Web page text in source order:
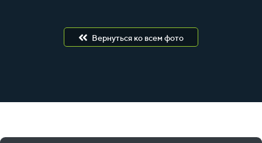
Вернуться ко всем фото